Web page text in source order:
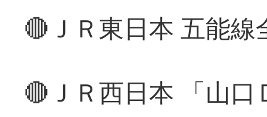
🔴ＪＲ東日本 五能
🔴ＪＲ西日本 「山